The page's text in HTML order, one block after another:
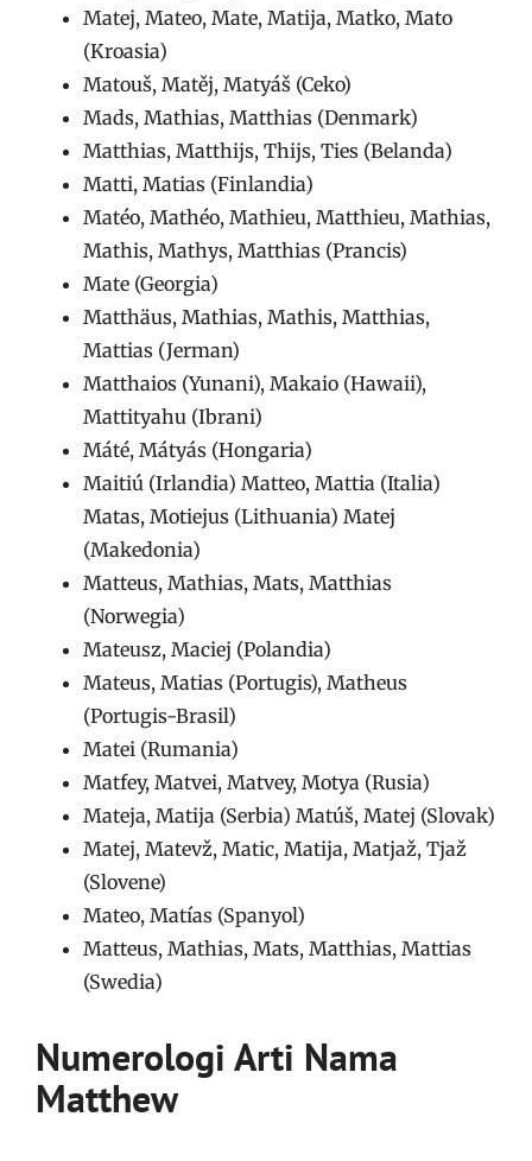
Matej, Mateo, Mate, Matija, Matko, Mato
(Kroasia)
Matouš, Matěj, Matyáš (Ceko)
Mads, Mathias, Matthias (Denmark)
Matthias, Matthijs, Thijs, Ties (Belanda)
Matti, Matias (Finlandia)
Matéo, Mathéo, Mathieu, Matthieu, Mathias,
Mathis, Mathys, Matthias (Prancis)
Mate (Georgia)
Matthäus, Mathias, Mathis, Matthias,
Mattias (Jerman)
Matthaios (Yunani), Makaio (Hawaii),
Mattityahu (Ibrani)
Máté, Mátyás (Hongaria)
Maitiú (Irlandia) Matteo, Mattia (Italia)
Matas, Motiejus (Lithuania) Matej
(Makedonia)
Matteus, Mathias, Mats, Matthias
(Norwegia)
Mateusz, Maciej (Polandia)
Mateus, Matias (Portugis), Matheus
(Portugis-Brasil)
Matei (Rumania)
Matfey, Matvei, Matvey, Motya (Rusia)
Mateja, Matija (Serbia) Matúš, Matej (Slovak)
Matej, Matevž, Matic, Matija, Matjaž, Tjaž
(Slovene)
Mateo, Matías (Spanyol)
Matteus, Mathias, Mats, Matthias, Mattias
(Swedia)
Numerologi Arti Nama
Matthew